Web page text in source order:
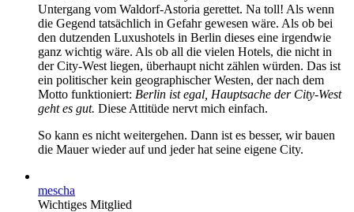
Untergang vom Waldorf-Astoria gerettet. Na toll! Als wenn
die Gegend tatsächlich in Gefahr gewesen wäre. Als ob bei
den dutzenden Luxushotels in Berlin dieses eine irgendwie
ganz wichtig wäre. Als ob all die vielen Hotels, die nicht in
der City-West liegen, überhaupt nicht zählen würden. Das ist
ein politischer kein geographischer Westen, der nach dem
Motto funktioniert: Berlin ist egal, Hauptsache der City-West
geht es gut. Diese Attitüde nervt mich einfach.
So kann es nicht weitergehen. Dann ist es besser, wir bauen
die Mauer wieder auf und jeder hat seine eigene City.
mescha
Wichtiges Mitglied